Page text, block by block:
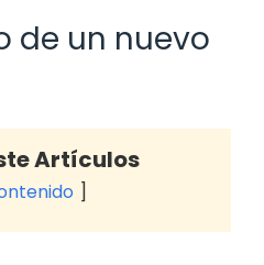
de un nuevo
Artículos